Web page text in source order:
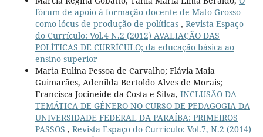
fórum de apoio à formação docente de Mato Grosso
como lócus de produção de políticas , Revista Espaço
do Currículo: Vol.4 N.2 (2012) AVALIAÇÃO DAS
POLÍTICAS DE CURRÍCULO; da educação básica ao
ensino superior
Maria Eulina Pessoa de Carvalho; Flávia Maia
Guimarães, Adenilda Bertoldo Alves de Morais;
Francisca Jocineide da Costa e Silva, INCLUSÃO DA
TEMÁTICA DE GÊNERO NO CURSO DE PEDAGOGIA DA
UNIVERSIDADE FEDERAL DA PARAÍBA: PRIMEIROS
PASSOS , Revista Espaço do Currículo: Vol.7, N.2 (2014)